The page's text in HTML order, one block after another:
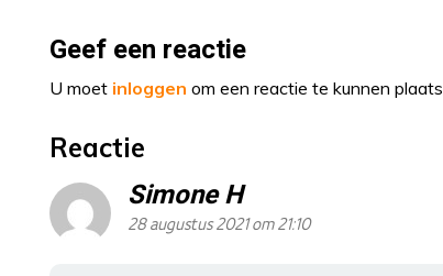
Geef een reactie
U moet inloggen om een reactie te kunnen
Reactie
Simone H
28 augustus 2021 om 21:10